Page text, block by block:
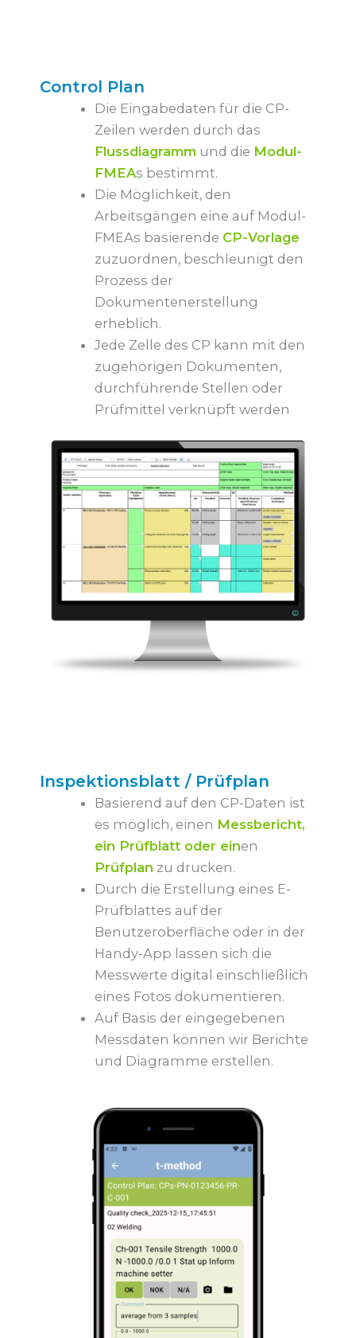
Control Plan
Die Eingabedaten für die CP-
Zeilen werden durch das
Flussdiagramm und die Modul-
FMEAs bestimmt.
Die Möglichkeit, den
Arbeitsgängen eine auf Modul-
FMEAs basierende CP-Vorlage
zuzuordnen, beschleunigt den
Prozess der
Dokumentenerstellung
erheblich.
Jede Zelle des CP kann mit den
zugehörigen Dokumenten,
durchführende Stellen oder
Prüfmittel verknüpft werden
Inspektionsblatt / Prüfplan
Basierend auf den CP-Daten ist
es möglich, einen Messbericht,
ein Prüfblatt oder einen
Prüfplan zu drucken.
Durch die Erstellung eines E-
Prüfblattes auf der
Benutzeroberfläche oder in der
Handy-App lassen sich die
Messwerte digital einschließlich
eines Fotos dokumentieren.
Auf Basis der eingegebenen
Messdaten können wir Berichte
und Diagramme erstellen.